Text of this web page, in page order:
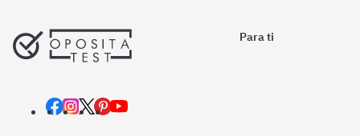
Para ti